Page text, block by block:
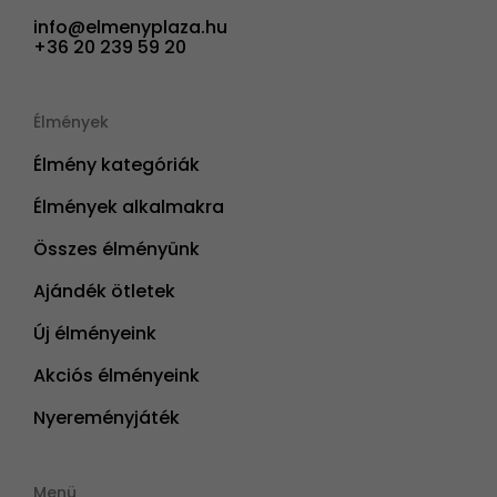
info@elmenyplaza.hu
+36 20 239 59 20
Élmények
Élmény kategóriák
Élmények alkalmakra
Összes élményünk
Ajándék ötletek
Új élményeink
Akciós élményeink
Nyereményjáték